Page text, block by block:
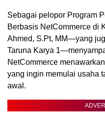
Sebagai pelopor Program
Berbasis NetCommerce di
Ahmed, S.Pt, MM—yang
Taruna Karya
NetCommerce
yang ingin memulai usaha
awal.